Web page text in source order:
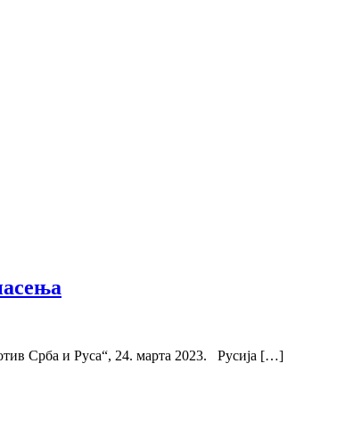
Срба и Руса“, 24. марта 2023. Русија […]